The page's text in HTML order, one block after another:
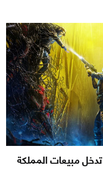
0
Rainbow Six Extraction تدخل مبيعات المملكة